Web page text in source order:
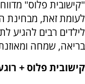
"קישובית פלוס"
לעומת זאת, מבחינת
לילדים רבים להגיע
בריאה, שמחה
קישובית פלוס +